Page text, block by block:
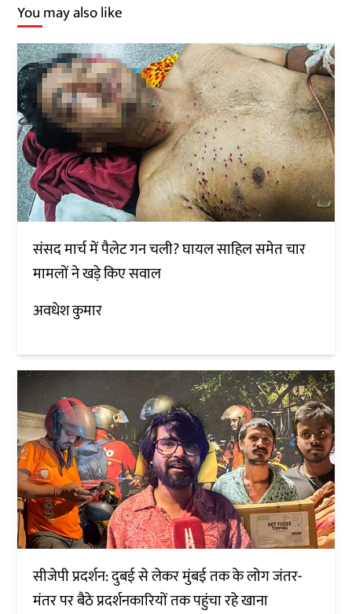
You may also like
संसद मार्च में पैलेट गन चली? घायल साहिल समेत चार
मामलों ने खड़े किए सवाल
अवधेश कुमार
सीजेपी प्रदर्शन: दुबई से लेकर मुंबई तक के लोग जंतर-
मंतर पर बैठे प्रदर्शनकारियों तक पहुंचा रहे खाना